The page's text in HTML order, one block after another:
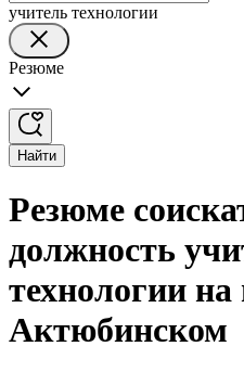
учитель технологии
Резюме
Найти
Резюме
должность
технологии
Актюбинском